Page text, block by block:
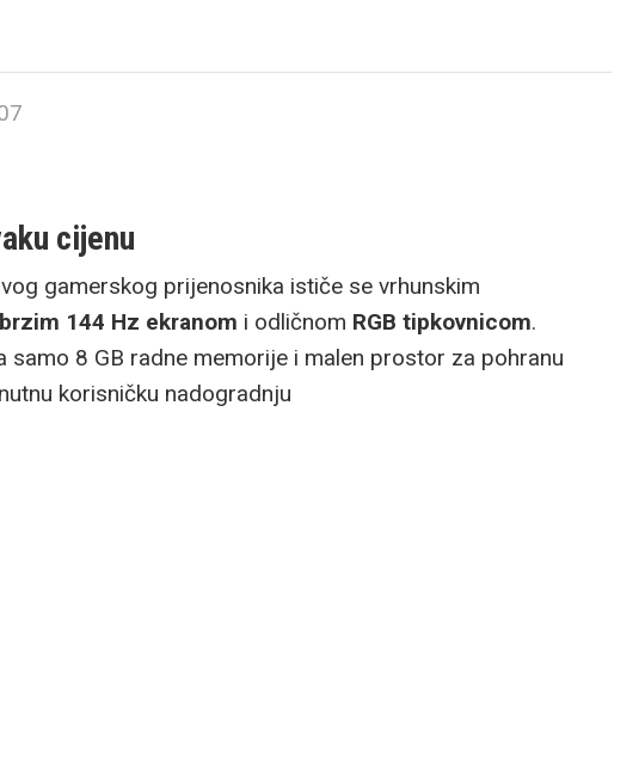
cijenu
gamerskog prijenosnika ističe se vrhunskim
brzim 144 Hz ekranom i odličnom RGB tipkovnicom.
samo 8 GB radne memorije i malen prostor za pohranu
korisničku nadogradnju